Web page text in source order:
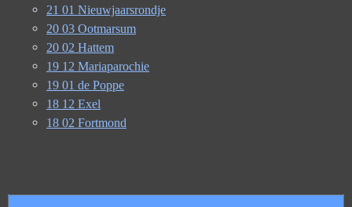
21 01 Nieuwjaarsrondje
20 03 Ootmarsum
20 02 Hattem
19 12 Mariaparochie
19 01 de Poppe
18 12 Exel
18 02 Fortmond